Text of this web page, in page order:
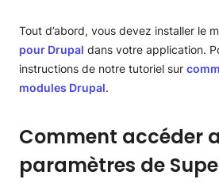
Tout d’abord, vous devez installer le
pour Drupal dans votre application.
instructions de notre tutoriel sur
modules Drupal.
Comment accéder
paramètres de